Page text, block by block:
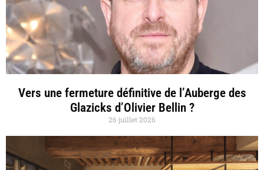
Vers une fermeture définitive de l’Auberge des
Glazicks d’Olivier Bellin ?
26 juillet 2026